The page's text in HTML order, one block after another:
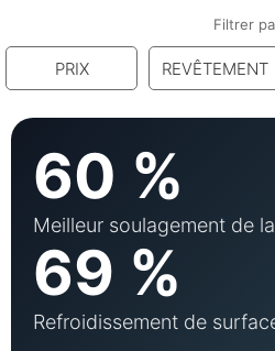
Filtrer
PRIX REVÊTEMENT
60 %
Meilleur soulagement de
69 %
Refroidissement de